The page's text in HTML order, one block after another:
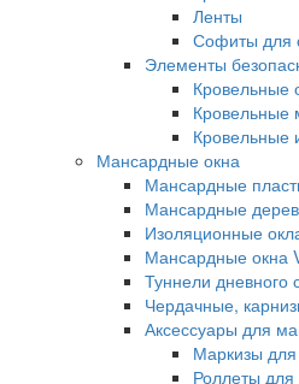
Ленты
Софиты для
Элементы
Кровельные
Кровельные
Кровельные
Мансардные окна
Мансардные
Мансардные
Изоляционные
Мансардные окна
Туннели дневного
Чердачные,
Аксессуары для
Маркизы
Роллеты